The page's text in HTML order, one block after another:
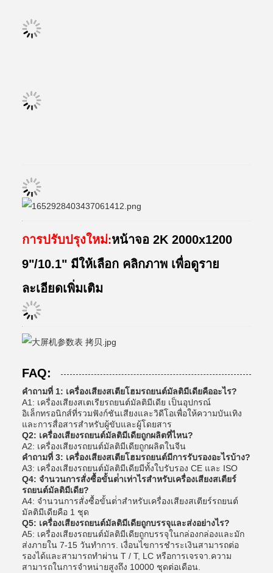
การปรับปรุงใหม่:หน้าจอ 2K 2000x1200
9"/10.1" มีให้เลือก คลิกภาพ เพื่อดูราย
ละเอียดเพิ่มเติม
FAQ:
คําถามที่ 1: เครื่องเสียงสเตียโฮมรถยนต์มัลติมีเดียคืออะไร?
A1: เครื่องเสียงสเตเรียรถยนต์มัลติมีเดีย เป็นอุปกรณ์
อิเล็กทรอนิกส์ที่รวมฟังก์ชันเสียงและวิดีโอเพื่อให้ความบันเทิง
และการสื่อสารสําหรับผู้ขับและผู้โดยสาร
Q2: เครื่องเสียงรถยนต์มัลติมีเดียถูกผลิตที่ไหน?
A2: เครื่องเสียงรถยนต์มัลติมีเดียถูกผลิตในจีน
คําถามที่ 3: เครื่องเสียงสเตียโฮมรถยนต์มีการรับรองอะไรบ้าง?
A3: เครื่องเสียงรถยนต์มัลติมีเดียมีทั้งใบรับรอง CE และ ISO
Q4: จํานวนการสั่งซื้อขั้นต่ําเท่าไรสําหรับเครื่องเสียงสเตียร์
รถยนต์มัลติมีเดีย?
A4: จํานวนการสั่งซื้อขั้นต่ําสําหรับเครื่องเสียงสเตียร์รถยนต์
มัลติมีเดียคือ 1 ชุด
Q5: เครื่องเสียงรถยนต์มัลติมีเดียถูกบรรจุและส่งอย่างไร?
A5: เครื่องเสียงรถยนต์มัลติมีเดียถูกบรรจุในกล่องกล่องและมัก
ส่งภายใน 7-15 วันทําการ. เงื่อนไขการชําระเงินสามารถต่อ
รองได้และสามารถทําผ่าน T / T, LC หรือการเจรจา.ความ
สามารถในการจําหน่ายสูงถึง 10000 ชุดต่อเดือน.